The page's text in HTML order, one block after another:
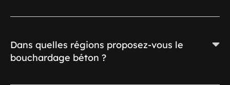
Dans quelles régions proposez-vous le
bouchardage béton ?